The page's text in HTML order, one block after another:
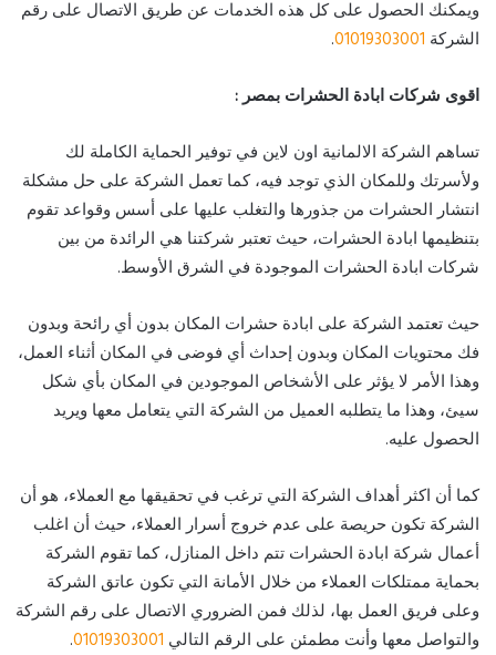
ويمكنك الحصول على كل هذه الخدمات عن طريق الاتصال على رقم
الشركة 01019303001
.
اقوى شركات ابادة الحشرات بمصر :
تساهم الشركة الالمانية اون لاين في توفير الحماية الكاملة لك
ولأسرتك وللمكان الذي توجد فيه، كما تعمل الشركة على حل مشكلة
انتشار الحشرات من جذورها والتغلب عليها على أسس وقواعد تقوم
بتنظيمها ابادة الحشرات، حيث تعتبر شركتنا هي الرائدة من بين
شركات ابادة الحشرات الموجودة في الشرق الأوسط.
حيث تعتمد الشركة على ابادة حشرات المكان بدون أي رائحة وبدون
فك محتويات المكان وبدون إحداث أي فوضى في المكان أثناء العمل،
وهذا الأمر لا يؤثر على الأشخاص الموجودين في المكان بأي شكل
سيئ، وهذا ما يتطلبه العميل من الشركة التي يتعامل معها ويريد
الحصول عليه.
كما أن اكثر أهداف الشركة التي ترغب في تحقيقها مع العملاء، هو أن
الشركة تكون حريصة على عدم خروج أسرار العملاء، حيث أن اغلب
أعمال شركة ابادة الحشرات تتم داخل المنازل، كما تقوم الشركة
بحماية ممتلكات العملاء من خلال الأمانة التي تكون عاتق الشركة
وعلى فريق العمل بها، لذلك فمن الضروري الاتصال على رقم الشركة
والتواصل معها وأنت مطمئن على الرقم التالي 01019303001
.